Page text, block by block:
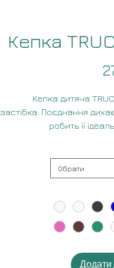
Кепка
Кепка дитяча
застібка. Поєднання
робить її
Обрати
Додати